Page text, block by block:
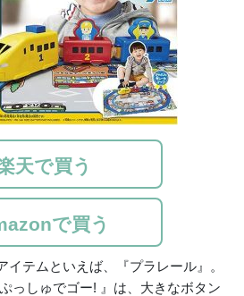
天で買う
で買う
イテムといえば、『プラレール』。
っしゅでゴー! 』は、大きなボタン